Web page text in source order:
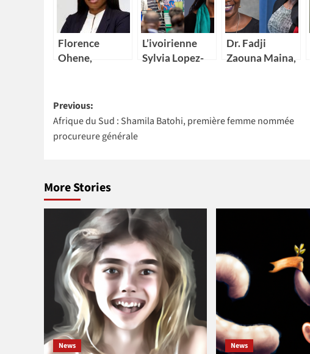
Florence
Ohene,
générale d’IBM
Ghana
L’ivoirienne
Sylvia Lopez-
Nations Unies
Dr. Fadji
Zaouna Maina,
Niger à
Post
navigation
Previous:
Afrique du Sud : Shamila Batohi, première femme nommée
procureure générale
More Stories
News News